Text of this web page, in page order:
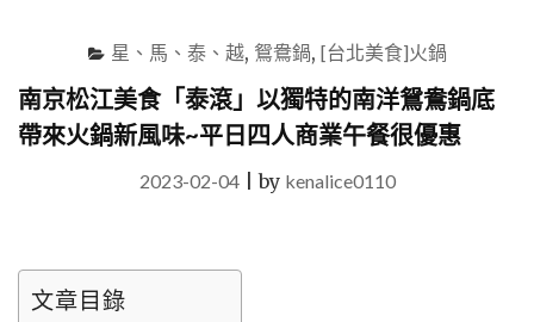
星、馬、泰、越, 鴛鴦鍋, [台北美食]火鍋
南京松江美食「泰滾」以獨特的南洋鴛鴦鍋底
帶來火鍋新風味~平日四人商業午餐很優惠
2023-02-04|by kenalice0110
文章目錄